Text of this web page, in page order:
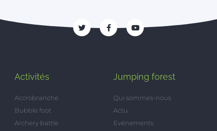
Activités
Accrobranche
Bubble foot
Archery battle
Jumping forest
Qui sommes-nous
Actu
Evénements